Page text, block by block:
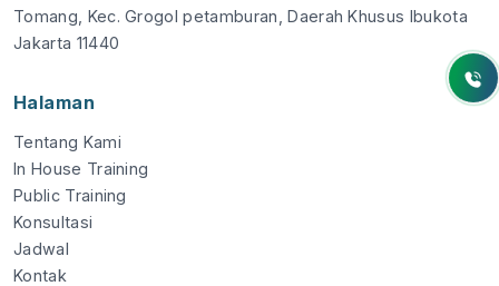
Tomang, Kec. Grogol petamburan, Daerah Khusus Ibukota
Jakarta 11440
Halaman
Tentang Kami
In House Training
Public Training
Konsultasi
Jadwal
Kontak